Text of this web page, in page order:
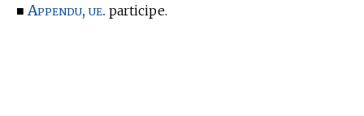
■Appendu, ue. participe.